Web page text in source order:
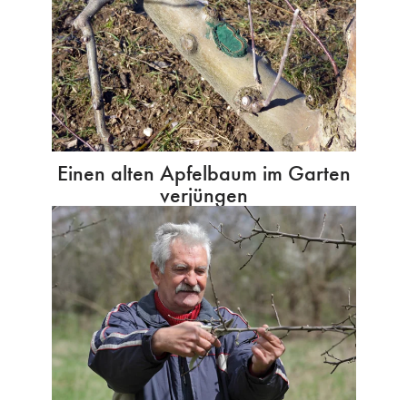
Einen alten Apfelbaum im Garten
verjüngen